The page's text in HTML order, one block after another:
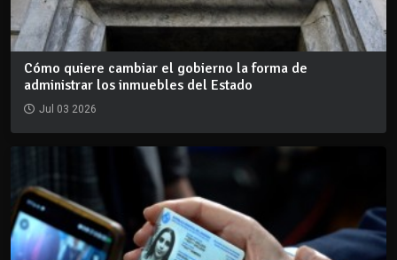
Cómo quiere cambiar el gobierno la forma de
administrar los inmuebles del Estado
Jul 03 2026